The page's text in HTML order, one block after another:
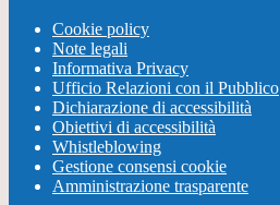
Cookie policy
Note legali
Informativa Privacy
Ufficio Relazioni con il Pubblico
Dichiarazione di accessibilità
Obiettivi di accessibilità
Whistleblowing
Gestione consensi cookie
Amministrazione trasparente